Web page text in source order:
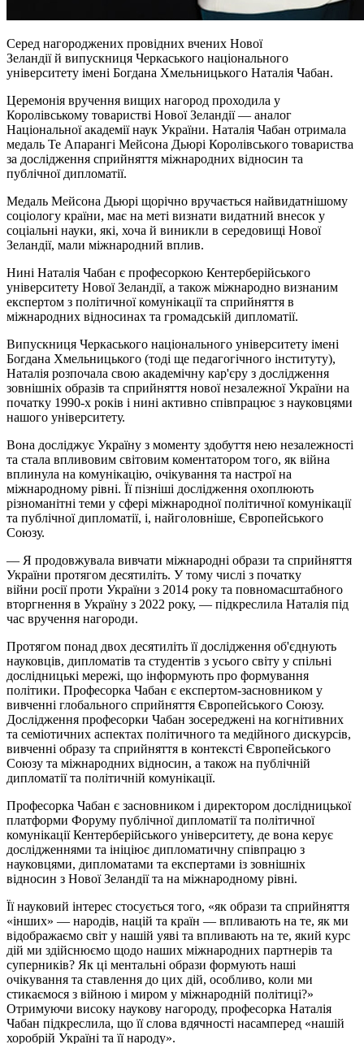
Серед нагороджених провідних вчених Нової
Зеландії й випускниця Черкаського національного
університету імені Богдана Хмельницького Наталія Чабан.
Церемонія вручення вищих нагород проходила у
Королівському товаристві Нової Зеландії — аналог
Національної академії наук України. Наталія Чабан отримала
медаль Те Апарангі Мейсона Дьюрі Королівського товариства
за дослідження сприйняття міжнародних відносин та
публічної дипломатії.
Медаль Мейсона Дьюрі щорічно вручається найвидатнішому
соціологу країни, має на меті визнати видатний внесок у
соціальні науки, які, хоча й виникли в середовищі Нової
Зеландії, мали міжнародний вплив.
Нині Наталія Чабан є професоркою Кентерберійського
університету Нової Зеландії, а також міжнародно визнаним
експертом з політичної комунікації та сприйняття в
міжнародних відносинах та громадській дипломатії.
Випускниця Черкаського національного університету імені
Богдана Хмельницького (тоді ще педагогічного інституту),
Наталія розпочала свою академічну кар'єру з дослідження
зовнішніх образів та сприйняття нової незалежної України на
початку 1990-х років і нині активно співпрацює з науковцями
нашого університету.
Вона досліджує Україну з моменту здобуття нею незалежності
та стала впливовим світовим коментатором того, як війна
вплинула на комунікацію, очікування та настрої на
міжнародному рівні. Її пізніші дослідження охоплюють
різноманітні теми у сфері міжнародної політичної комунікації
та публічної дипломатії, і, найголовніше, Європейського
Союзу.
— Я продовжувала вивчати міжнародні образи та сприйняття
України протягом десятиліть. У тому числі з початку
війни росіїпроти України з 2014 року та повномасштабного
вторгнення в Україну з 2022 року, — підкреслила Наталія під
час вручення нагороди.
Протягом понад двох десятиліть її дослідження об'єднують
науковців, дипломатів та студентів з усього світу у спільні
дослідницькі мережі, що інформують про формування
політики. Професорка Чабан є експертом-засновником у
вивченні глобального сприйняття Європейського Союзу.
Дослідження професорки Чабан зосереджені на когнітивних
та семіотичних аспектах політичного та медійного дискурсів,
вивченні образу та сприйняття в контексті Європейського
Союзу та міжнародних відносин, а також на публічній
дипломатії та політичній комунікації.
Професорка Чабан є засновником і директором дослідницької
платформи Форуму публічної дипломатії та політичної
комунікації Кентерберійського університету, де вона керує
дослідженнями та ініціює дипломатичну співпрацю з
науковцями, дипломатами та експертами із зовнішніх
відносин з Нової Зеландії та на міжнародному рівні.
Її науковий інтерес стосується того, «як образи та сприйняття
«інших» — народів, націй та країн — впливають на те, як ми
відображаємо світ у нашій уяві та впливають на те, який курс
дій ми здійснюємо щодо наших міжнародних партнерів та
суперників? Як ці ментальні образи формують наші
очікування та ставлення до цих дій, особливо, коли ми
стикаємося з війною і миром у міжнародній політиці?»
Отримуючи високу наукову нагороду, професорка Наталія
Чабан підкреслила, що її слова вдячності насамперед «нашій
хоробрій Україні та її народу».